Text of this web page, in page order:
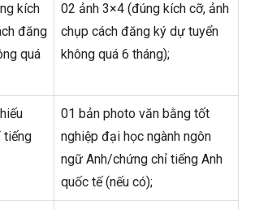
kích
đăng
quá
02 ảnh 3×4 (đúng kích cỡ, ảnh
chụp cách đăng ký dự tuyển
không quá 6 tháng);
tiếng
01 bản photo văn bằng tốt
nghiệp đại học ngành ngôn
ngữ Anh/chứng chỉ tiếng Anh
quốc tế (nếu có);